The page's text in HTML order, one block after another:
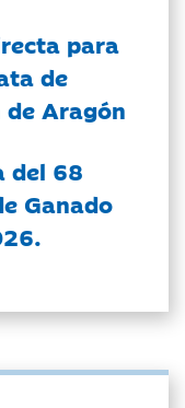
para
de
Aragón
del 68
Ganado